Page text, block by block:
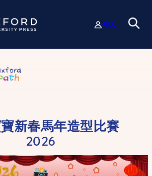
登入
新春馬年造型比賽
2026